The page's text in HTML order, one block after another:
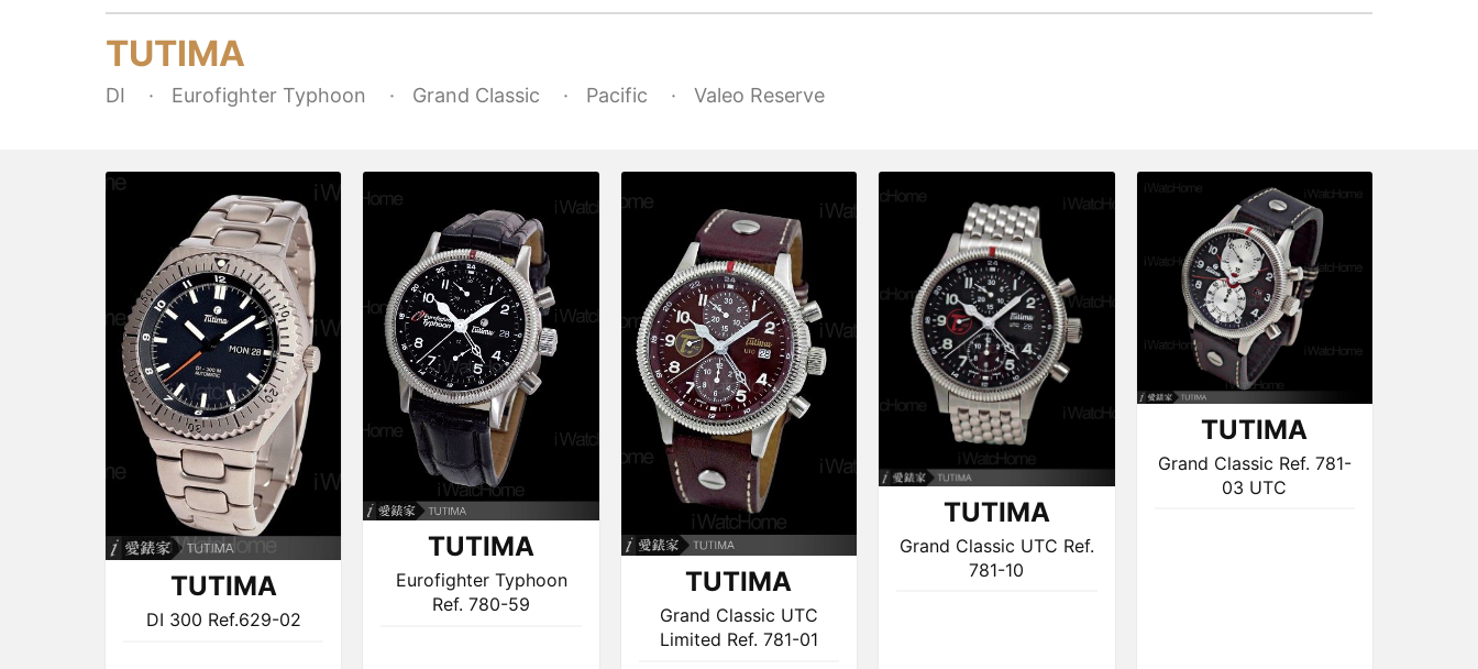
TUTIMA
DI Eurofighter Typhoon Grand Classic Pacific Valeo Reserve
TUTIMA
DI 300 Ref.629-02
TUTIMA
Eurofighter Typhoon
Ref. 780-59
TUTIMA
Grand Classic UTC
Limited Ref. 781-01
TUTIMA
Grand Classic UTC Ref.
781-10
TUTIMA
Grand Classic Ref. 781-
03 UTC